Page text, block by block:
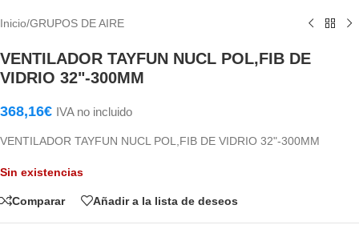
Inicio/GRUPOS DE AIRE
VENTILADOR TAYFUN NUCL POL,FIB DE
VIDRIO 32"-300MM
368,16€ IVA no incluido
VENTILADOR TAYFUN NUCL POL,FIB DE VIDRIO 32"-300MM
Sin existencias
Comparar Añadir a la lista de deseos